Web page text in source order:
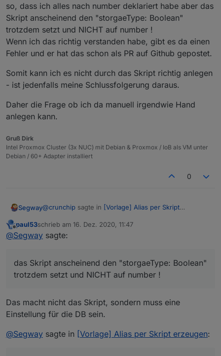
so, dass ich alles nach number deklariert habe aber das
Skript anscheinend den "storgaeType: Boolean"
trotzdem setzt und NICHT auf number !
Wenn ich das richtig verstanden habe, gibt es da einen
Fehler und er hat das schon als PR auf Github gepostet.
Somit kann ich es nicht durch das Skript richtig anlegen
- ist jedenfalls meine Schlussfolgerung daraus.
Daher die Frage ob ich da manuell irgendwie Hand
anlegen kann.
Gruß Dirk
Intel Proxmox Cluster (3x NUC) mit Debian & Proxmox / IoB als VM unter
Debian / 60+ Adapter installiert
0
Segway@crunchip sagte in [Vorlage] Alias per Skript
@Segway
nachträglich auf (number) musst du diesen erst
aus der Influx löschen, sofern der DP die gleiche
angezeigt.
mein problem.
Ich habe das Skript genutzt und umgestellt (wie oben
gepostet) und durch die Hilfe von@ paul53
das Skript anscheinend den "storgaeType: Boolean"
trotzdem setzt und NICHT auf number !
Wenn ich das richtig verstanden habe, gibt es da
gepostet.
Somit kann ich es nicht durch das Skript richtig
anlegen - ist jedenfalls meine Schlussfolgerung
anlegen kann.
Offline
paul53schrieb am 16. Dez. 2020, 11:47
zuletzt editiert von
@Segway sagte:
das Skript anscheinend den "storgaeType: Boolean"
trotzdem setzt und NICHT auf number !
Das macht nicht das Skript, sondern muss eine
Einstellung für die DB sein.
@Segway sagte in [Vorlage] Alias per Skript erzeugen: